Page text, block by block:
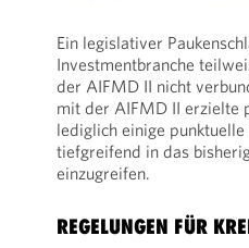
Ein legislativer
Investmentbranche
der AIFMD II nicht
mit der AIFMD II erzielte
lediglich einige punktuelle
tiefgreifend in das
einzugreifen.
REGELUNGEN FÜR